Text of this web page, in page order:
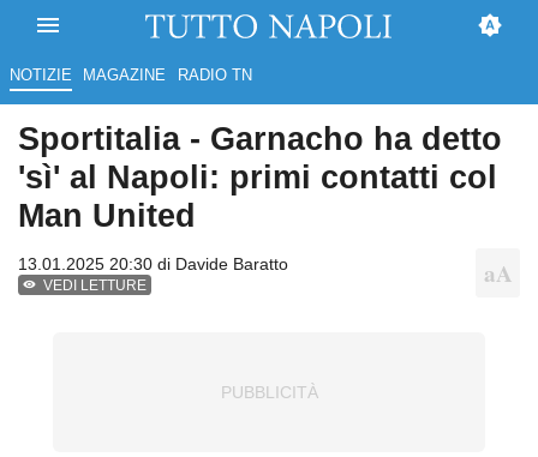
NOTIZIE MAGAZINE RADIO TN
Sportitalia - Garnacho ha detto
'sì' al Napoli: primi contatti col
Man United
13.01.2025 20:30 di Davide Baratto
VEDI LETTURE